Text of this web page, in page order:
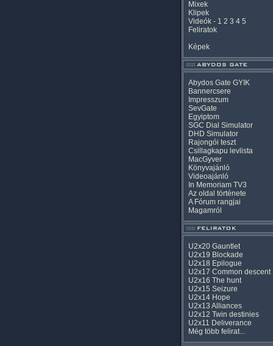
Mixek
Klipek
Videók - 1 2 3 4 5
Feliratok
Képek
Abydos Gate GYIK
Bannercsere
Impresszum
SevGate
Egyiptom
SGC Dial Simulator
DHD Simulator
Rajongói teszt
Csillagkapu levlista
MacGyver
Könyvajánló
Videoajánló
In Memoriam TV3
Az oldal története
A Fórum rangjai
Magamról
U2x20 Gauntlet
U2x19 Blockade
U2x18 Epilogue
U2x17 Common descent
U2x16 The hunt
U2x15 Seizure
U2x14 Hope
U2x13 Alliances
U2x12 Twin destinies
U2x11 Deliverance
Még több felirat...